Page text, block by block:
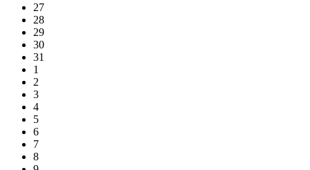
27
28
29
30
31
1
2
3
4
5
6
7
8